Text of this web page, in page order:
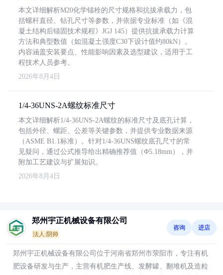
本文详细解析M20化学锚栓的尺寸规格和抗拔承载力，包
括螺杆直径、钻孔尺寸等参数，并依据专业标准（如《混
凝土结构后锚固技术规程》JGJ 145）提供抗拔承载力计算
方法和典型数值（如混凝土强度C30下设计值约80kN）。
内容涵盖安装要点、性能影响因素及选型建议，适用于工
程技术人员参考。
2026年8月4日
1/4-36UNS-2A螺纹标准尺寸
本文详细解析1/4-36UNS-2A螺纹的标准尺寸及底孔计算，
包括外径、螺距、公差等关键参数，并提供专业数据来源
（ASME B1.1标准）。针对1/4-36UNS螺纹底孔尺寸的常
见疑问，通过公式推导给出精确推荐值（Φ5.18mm），并
附加工艺建议与扩展知识。
2026年8月4日
郑州宇正机械设备有限公司
法人:阴帅
咨询 进店
郑州宇正机械设备有限公司位于河南省郑州市荥阳市，专注有机
肥设备研发与生产，主营有机肥生产线、发酵罐、翻堆机及造粒